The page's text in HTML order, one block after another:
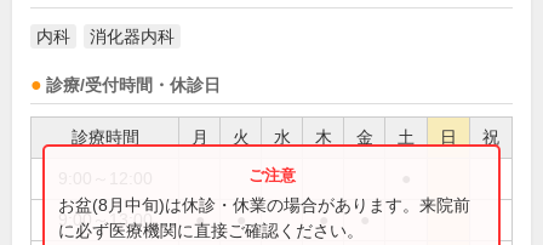
内科 消化器内科
診療/受付時間・休診日
診療時間 月 火 水 木 金 土 日 祝
9:00～13:00 ● ● ● ●
お盆(8月中旬)は休診・休業の場合があります。来院前
に必ず医療機関に直接ご確認ください。